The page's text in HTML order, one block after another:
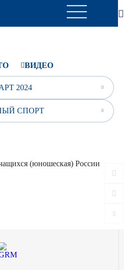
ВИДЕО
2024
СПОРТ
(юношеская) России